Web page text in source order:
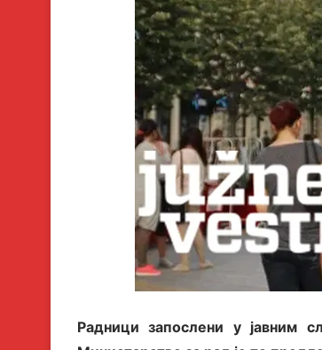
Радници запослени у јавним